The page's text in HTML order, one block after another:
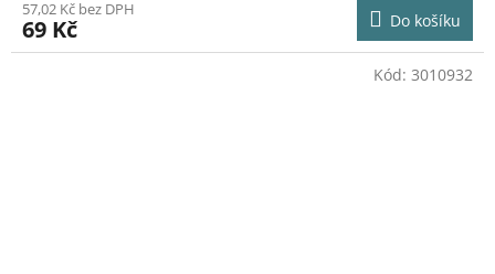
57,02 Kč bez DPH
69 Kč Do košíku
Kód: 3010932